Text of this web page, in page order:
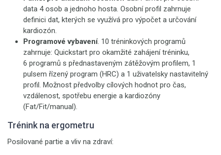
data 4 osob a jednoho hosta. Osobní profil zahrnuje
definici dat, kterých se využívá pro výpočet a určování
kardiozón.
Programové vybavení. 10 tréninkových programů
zahrnuje: Quickstart pro okamžité zahájení tréninku,
6 programů s přednastaveným zátěžovým profilem, 1
pulsem řízený program (HRC) a 1 uživatelsky nastavitelný
profil. Možnost předvolby cílových hodnot pro čas,
vzdálenost, spotřebu energie a kardiozóny
(Fat/Fit/manual).
Trénink na ergometru
Posilované partie a vliv na zdraví: